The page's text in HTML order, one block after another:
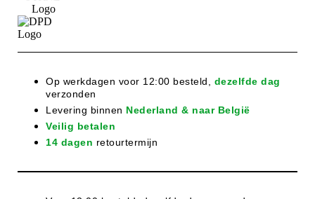
Op werkdagen voor 12:00 besteld, dezelfde dag
verzonden
Levering binnen Nederland & naar België
Veilig betalen
14 dagen retourtermijn